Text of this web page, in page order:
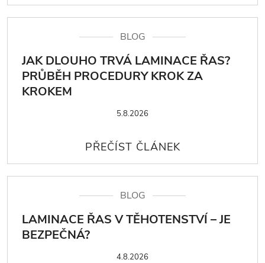
BLOG
JAK DLOUHO TRVÁ LAMINACE ŘAS?
PRŮBĚH PROCEDURY KROK ZA
KROKEM
5.8.2026
BLOG
LAMINACE ŘAS V TĚHOTENSTVÍ – JE
BEZPEČNÁ?
4.8.2026